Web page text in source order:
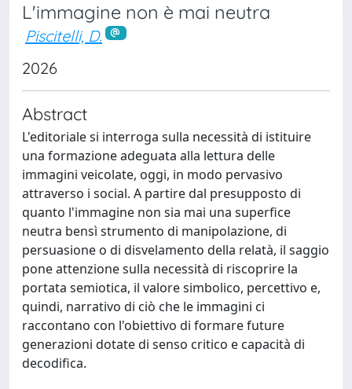
L'immagine non è mai neutra
Piscitelli, D.
2026
Abstract
L'editoriale si interroga sulla necessità di istituire
una formazione adeguata alla lettura delle
immagini veicolate, oggi, in modo pervasivo
attraverso i social. A partire dal presupposto di
quanto l'immagine non sia mai una superfice
neutra bensì strumento di manipolazione, di
persuasione o di disvelamento della relatà, il saggio
pone attenzione sulla necessità di riscoprire la
portata semiotica, il valore simbolico, percettivo e,
quindi, narrativo di ciò che le immagini ci
raccontano con l'obiettivo di formare future
generazioni dotate di senso critico e capacità di
decodifica.